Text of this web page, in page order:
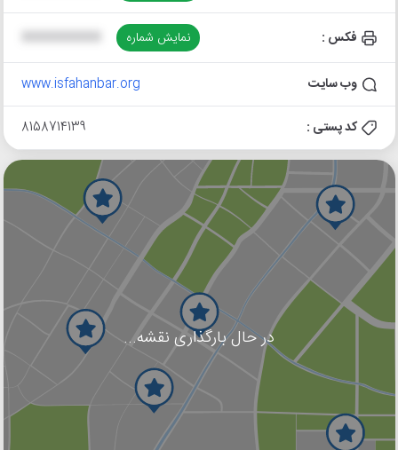
فکس : نمایش شماره
وب سایت www.isfahanbar.org
کد پستی : 8158714139
در حال بارگذاری نقشه...